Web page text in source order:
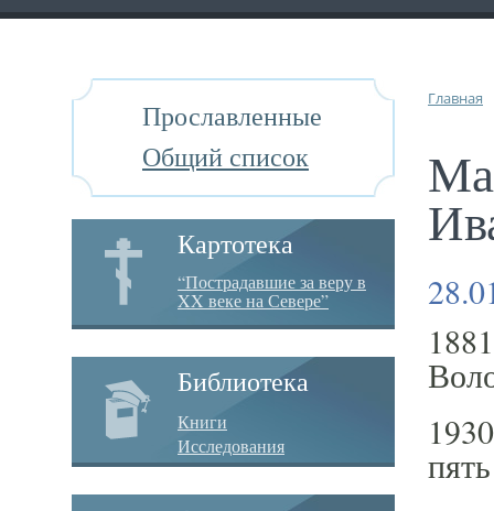
Прославленные
Общий список
Картотека
“Пострадавшие за веру в
XX веке на Севере”
Библиотека
Книги
Исследования
Главная